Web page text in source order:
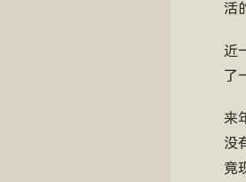
活
近
了
来
没
竟